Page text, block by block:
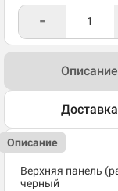
-
Описание
Доставка
Описание
Верхняя панель
черный